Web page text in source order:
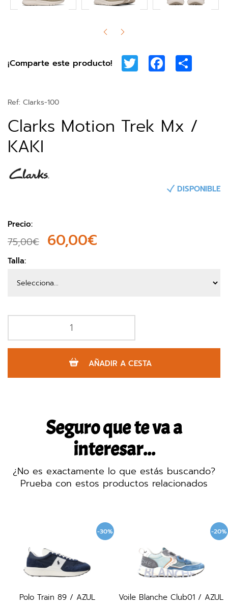
¡Comparte este producto! Twitter Facebook
Ref: Clarks-100
Clarks Motion Trek Mx /
KAKI
DISPONIBLE
Precio:
75,00€ 60,00€
Talla:
AÑADIR A CESTA
Seguro que te va a
interesar...
¿No es exactamente lo que estás buscando?
Prueba con estos productos relacionados
-30%
Polo Train 89 / AZUL
-20%
Voile Blanche Club01 / AZUL